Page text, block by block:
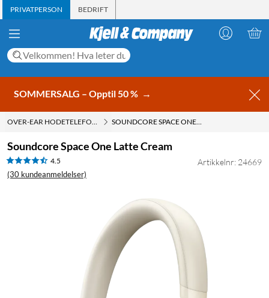
PRIVATPERSON BEDRIFT
SOMMERSALG – Opptil 50 % →
OVER-EAR HODETELEFONER SOUNDCORE SPACE ONE LATTE CREAM
Soundcore Space One Latte Cream
4.5
(30 kundeanmeldelser)
Artikkelnr: 24669